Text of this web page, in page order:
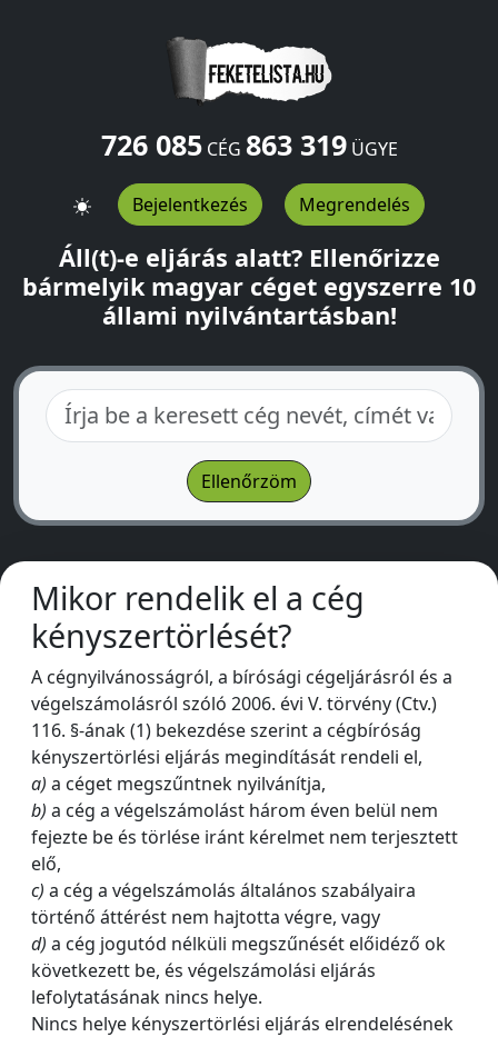
726 085CÉG 863 319ÜGYE
Bejelentkezés Megrendelés
Áll(t)-e eljárás alatt? Ellenőrizze
bármelyik magyar céget egyszerre 10
állami nyilvántartásban!
Mikor rendelik el a cég
kényszertörlését?
A cégnyilvánosságról, a bírósági cégeljárásról és a
végelszámolásról szóló 2006. évi V. törvény (Ctv.)
116. §-ának (1) bekezdése szerint a cégbíróság
kényszertörlési eljárás megindítását rendeli el,
a) a céget megszűntnek nyilvánítja,
b) a cég a végelszámolást három éven belül nem
fejezte be és törlése iránt kérelmet nem terjesztett
elő,
c) a cég a végelszámolás általános szabályaira
történő áttérést nem hajtotta végre, vagy
d) a cég jogutód nélküli megszűnését előidéző ok
következett be, és végelszámolási eljárás
lefolytatásának nincs helye.
Nincs helye kényszertörlési eljárás elrendelésének